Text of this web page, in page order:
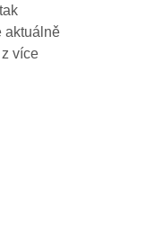
13:25
13:15
13:05
aktuálně
více